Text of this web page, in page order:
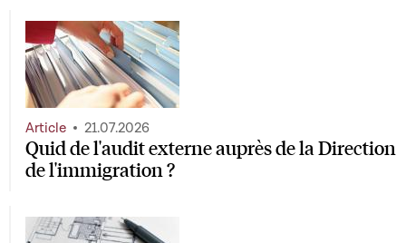
Quid de l'audit externe auprès de la Direction
de l'immigration ?
Article 21.07.2026